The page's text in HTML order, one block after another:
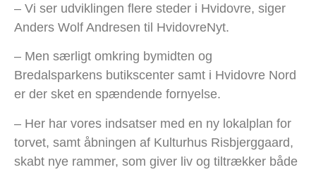
– Vi ser udviklingen flere steder i Hvidovre, siger
Anders Wolf Andresen til HvidovreNyt.
– Men særligt omkring bymidten og
Bredalsparkens butikscenter samt i Hvidovre Nord
er der sket en spændende fornyelse.
– Her har vores indsatser med en ny lokalplan for
torvet, samt åbningen af Kulturhus Risbjerggaard,
skabt nye rammer, som giver liv og tiltrækker både